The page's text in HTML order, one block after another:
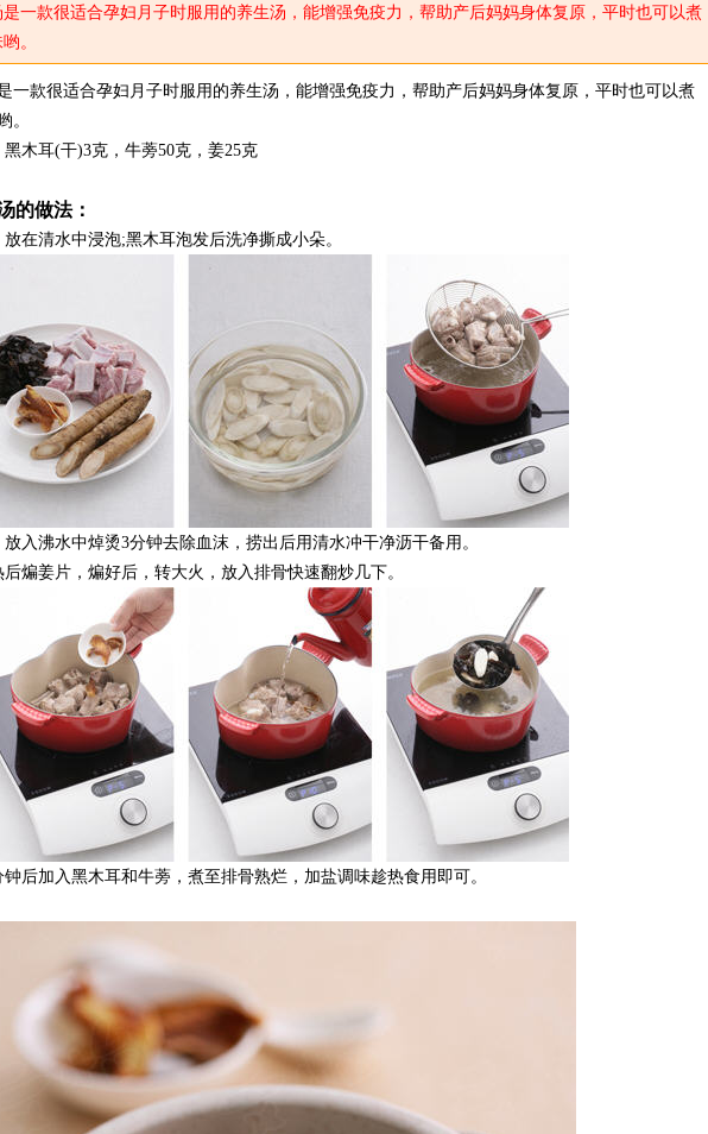
一款很适合孕妇月子时服用的养生汤，能增强免疫力，帮助产后妈妈身体复原，平时也可以煮
。
一款很适合孕妇月子时服用的养生汤，能增强免疫力，帮助产后妈妈身体复原，平时也可以煮
。
黑木耳(干)3克，牛蒡50克，姜25克
的做法：
在清水中浸泡;黑木耳泡发后洗净撕成小朵。
入沸水中焯烫3分钟去除血沫，捞出后用清水冲干净沥干备用。
煸姜片，煸好后，转大火，放入排骨快速翻炒几下。
后加入黑木耳和牛蒡，煮至排骨熟烂，加盐调味趁热食用即可。